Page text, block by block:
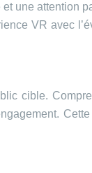
une
VR avec
cible.